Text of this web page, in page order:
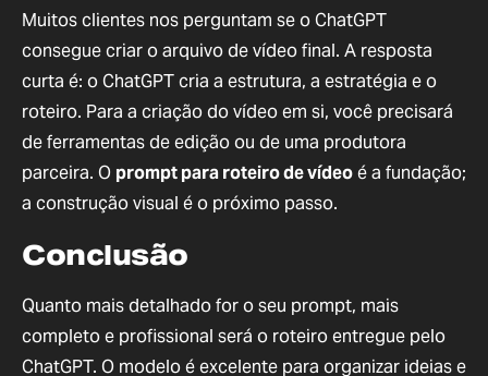
Muitos clientes nos perguntam se o ChatGPT
consegue criar o arquivo de vídeo final. A resposta
curta é: o ChatGPT cria a estrutura, a estratégia e o
roteiro. Para a criação do vídeo em si, você precisará
de ferramentas de edição ou de uma produtora
parceira. O prompt para roteiro de vídeoé a fundação;
a construção visual é o próximo passo.
Conclusão
Quanto mais detalhado for o seu prompt, mais
completo e profissional será o roteiro entregue pelo
ChatGPT. O modelo é excelente para organizar ideias e